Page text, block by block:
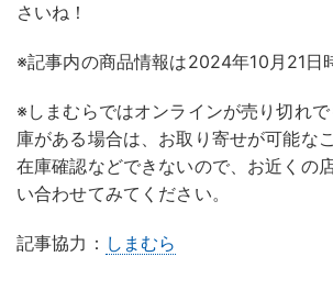
さいね！
※記事内の商品情報は2024年10月21日
※しまむらではオンラインが売り切れ
庫がある場合は、お取り寄せが可能な
在庫確認などできないので、お近くの
い合わせてみてください。
記事協力： しまむら